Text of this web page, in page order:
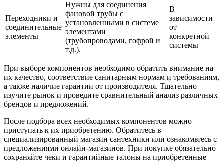
Переходники и
соединительные
элементы
Нужны для соединения
фановой трубы с
установленными в системе
элементами
(трубопроводами, гофрой и
т.д.).
В
зависимости
от
конкретной
системы
При выборе компонентов необходимо обратить внимание на
их качество, соответствие санитарным нормам и требованиям,
а также наличие гарантии от производителя. Тщательно
изучите рынок и проведите сравнительный анализ различных
брендов и предложений.
После подбора всех необходимых компонентов можно
приступать к их приобретению. Обратитесь в
специализированный магазин сантехники или ознакомьтесь с
предложениями онлайн-магазинов. При покупке обязательно
сохраняйте чеки и гарантийные талоны на приобретенные